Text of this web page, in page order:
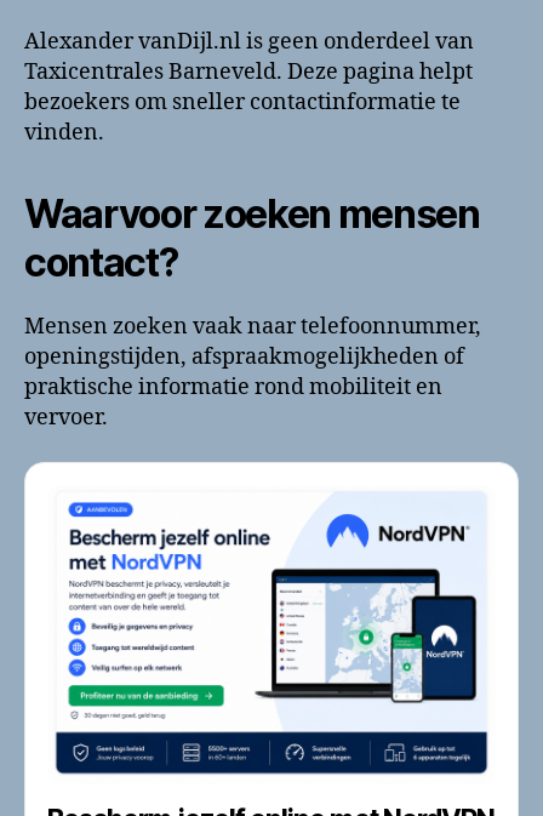
Alexander vanDijl.nl is geen onderdeel van
Taxicentrales Barneveld. Deze pagina helpt
bezoekers om sneller contactinformatie te
vinden.
Waarvoor zoeken mensen
contact?
Mensen zoeken vaak naar telefoonnummer,
openingstijden, afspraakmogelijkheden of
praktische informatie rond mobiliteit en
vervoer.